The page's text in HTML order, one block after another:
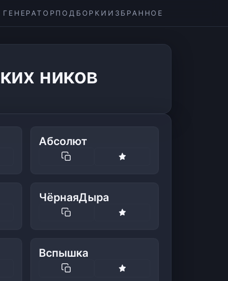
ГЕНЕРАТОР ПОДБОРКИ ИЗБРАННОЕ
ников
Абсолют
ЧёрнаяДыра
Вспышка